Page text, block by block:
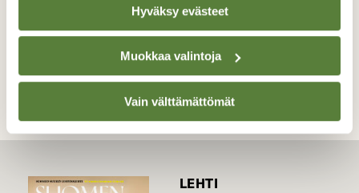
Hyväksy evästeet
Muokkaa valintoja
Vain välttämättömät
TAKAISIN LISTAAN
LEHTI